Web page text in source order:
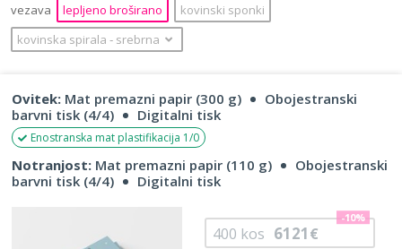
vezava
lepljeno broširano
kovinski sponki
kovinska spirala ‐ srebrna
Ovitek: Mat premazni papir (300 g)
Obojestranski
barvni tisk (4/4)
Digitalni tisk
Enostranska mat plastifikacija 1/0
Notranjost: Mat premazni papir (110 g)
Obojestranski
barvni tisk (4/4)
Digitalni tisk
400 kos 6121€
-10%